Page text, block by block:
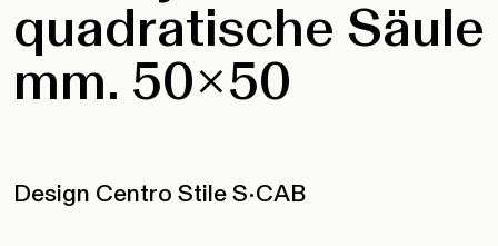
quadratische Säule
mm. 50×50
Design Centro Stile S•CAB